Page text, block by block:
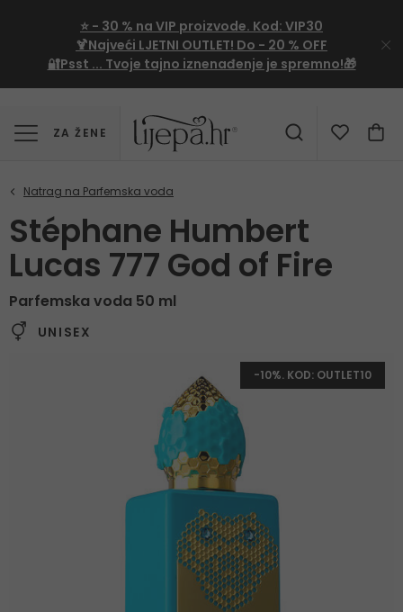
⭐ - 30 % na VIP proizvode. Kod: VIP30
🍹Najveći LJETNI OUTLET! Do - 20 % OFF
🔐Psst ... Tvoje tajno iznenađenje je spremno!🎁
ZA ŽENE
Stéphane Humbert
Lucas 777 God of Fire
Parfemska voda 50 ml
UNISEX
-10%. KOD: OUTLET10